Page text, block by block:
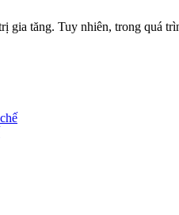
gia tăng. Tuy nhiên, trong quá